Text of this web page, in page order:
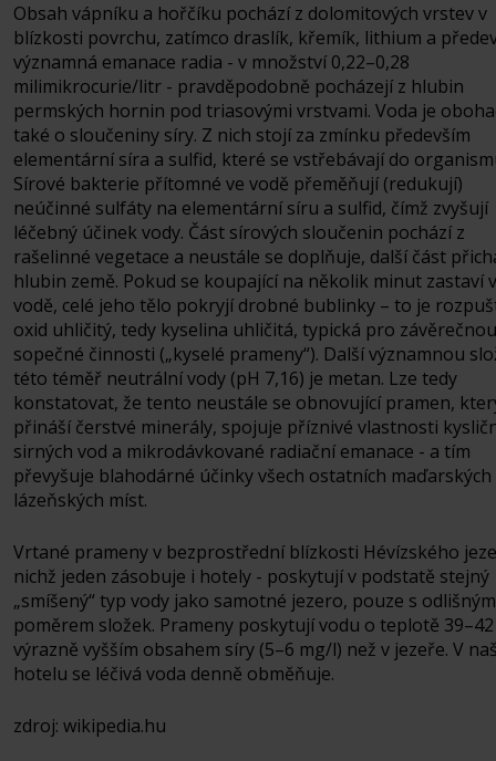
Obsah vápníku a hořčíku pochází z dolomitových vrstev v
blízkosti povrchu, zatímco draslík, křemík, lithium a
významná emanace radia - v množství 0,22–0,28
milimikrocurie/litr - pravděpodobně pocházejí z hlubin
permských hornin pod triasovými vrstvami. Voda je
také o sloučeniny síry. Z nich stojí za zmínku především
elementární síra a sulfid, které se vstřebávají do
Sírové bakterie přítomné ve vodě přeměňují (redukují)
neúčinné sulfáty na elementární síru a sulfid, čímž zvyšují
léčebný účinek vody. Část sírových sloučenin pochází z
rašelinné vegetace a neustále se doplňuje, další část
hlubin země. Pokud se koupající na několik minut zastaví
vodě, celé jeho tělo pokryjí drobné bublinky – to je
oxid uhličitý, tedy kyselina uhličitá, typická pro
sopečné činnosti („kyselé prameny“). Další významnou
této téměř neutrální vody (pH 7,16) je metan. Lze tedy
konstatovat, že tento neustále se obnovující pramen,
přináší čerstvé minerály, spojuje příznivé vlastnosti
sirných vod a mikro­dávkované radiační emanace - a tím
převyšuje blahodárné účinky všech ostatních maďarských
lázeňských míst.
Vrtané prameny v bezprostřední blízkosti Hévízského
nichž jeden zásobuje i hotely - poskytují v podstatě stejný
„smíšený“ typ vody jako samotné jezero, pouze s odlišným
poměrem složek. Prameny poskytují vodu o teplotě 39–42
výrazně vyšším obsahem síry (5–6 mg/l) než v jezeře. V
hotelu se léčivá voda denně obměňuje.
zdroj: wikipedia.hu